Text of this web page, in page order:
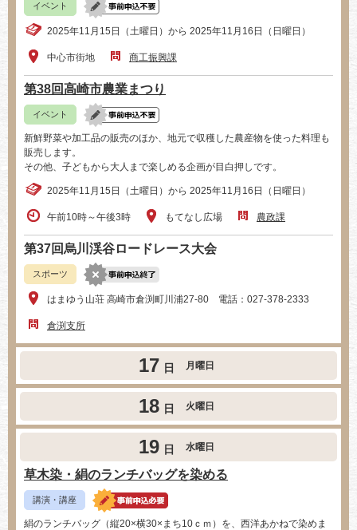
イベント
2025年11月15日（土曜日）から 2025年11月16日（日曜日）
中心市街地 商工振興課
第38回高崎市農業まつり
イベント
新鮮野菜や加工品の販売のほか、地元で収穫した農産物を使った料理も
販売します。
その他、子どもから大人まで楽しめる企画が目白押しです。
2025年11月15日（土曜日）から 2025年11月16日（日曜日）
午前10時～午後3時 もてなし広場 農政課
第37回烏川渓谷ロードレース大会
スポーツ
はまゆう山荘 高崎市倉渕町川浦27-80 電話：027-378-2333
倉渕支所
17 日 月曜日
18 日 火曜日
19 日 水曜日
草木染・絹のランチバッグを染める
講演・講座
絹のランチバッグ（縦20×横30×まち10ｃｍ）を、西洋あかねで染めま